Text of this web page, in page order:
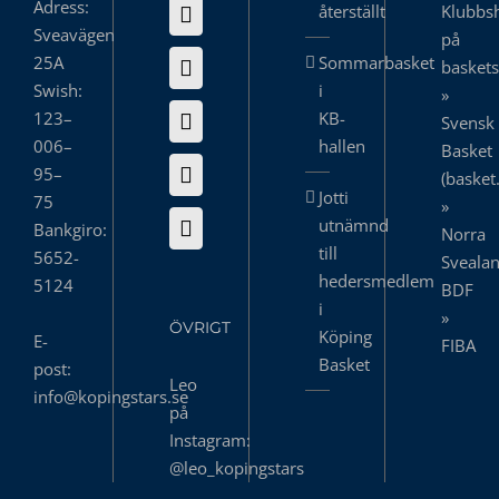
Adress:
Sveavägen
25A
Swish:
123–
006–
95–
75
Bankgiro:
5652-
5124
E-
post:
info@kopingstars.se
ÖVRIGT
Leo
på
Instagram:
@leo_kopingstars
återställt
Sommarbasket
i
KB-
hallen
Jotti
utnämnd
till
hedersmedlem
i
Köping
Basket
på
»
Svensk
Basket
»
Norra
BDF
»
FIBA